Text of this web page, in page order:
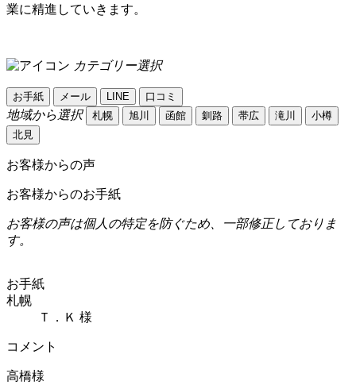
業に精進していきます。
カテゴリー選択
お手紙 メール LINE 口コミ
地域から選択 札幌 旭川 函館 釧路 帯広 滝川
小樽
北見
お客様からの声
お客様からのお手紙
お客様の声は個人の特定を防ぐため、一部修正しておりま
す。
お手紙
札幌
Ｔ．Ｋ 様
コメント
高橋様